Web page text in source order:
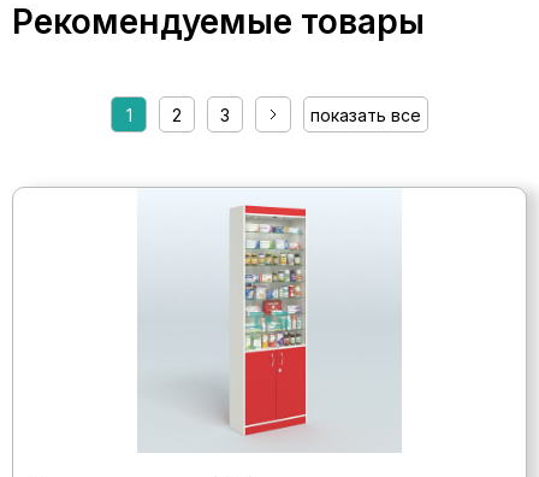
Рекомендуемые товары
1 2 3 показать все